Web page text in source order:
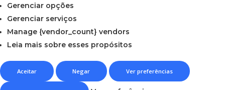
Gerenciar opções
Gerenciar serviços
Manage {vendor_count} vendors
Leia mais sobre esses propósitos
Aceitar Negar Ver preferências